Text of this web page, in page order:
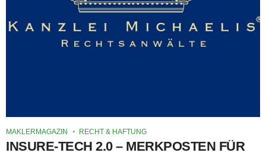
MAKLERMAGAZIN RECHT & HAFTUNG
INSURE-TECH 2.0 – MERKPOSTEN FÜR